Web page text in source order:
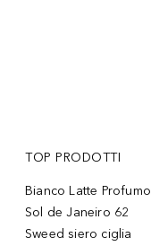
TOP PRODOTTI
Bianco Latte Profumo
Sol de Janeiro 62
Sweed siero ciglia